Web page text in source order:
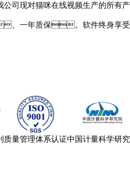
司现对猫咪在线视频生产的所
、一年质保。软件终身享受
质量管理体系认证中国计量科学研